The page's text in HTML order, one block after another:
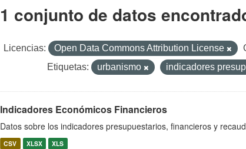
1 conjunto de datos
Licencias: Open Data Commons Attribution License
Etiquetas:
urbanismo indicadores
Indicadores Económicos Financieros
Datos sobre los indicadores presupuestarios, financieros y
CSV XLSX XLS